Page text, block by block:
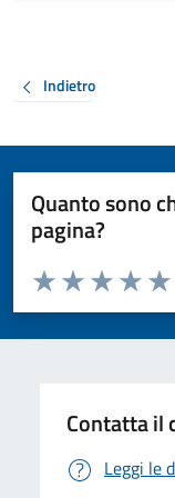
Indietro
Quanto sono
pagina?
Valuta da 1 a 5 stelle la
Valuta
Valuta 3
Valuta 2 stelle
Valuta 1 stelle su 5
Contatta il
Leggi le